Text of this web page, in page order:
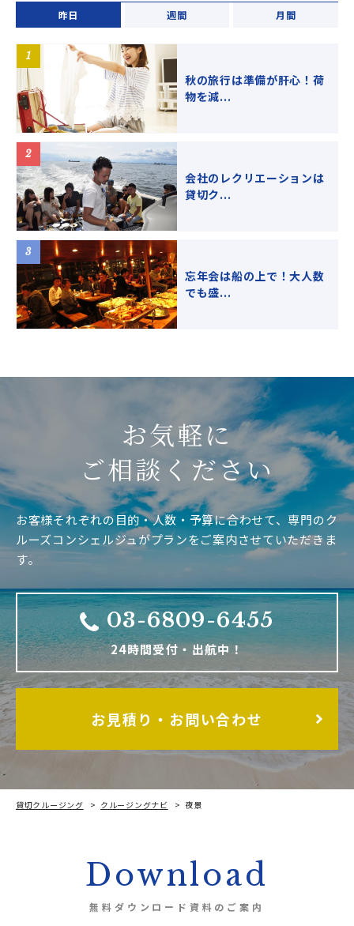
昨日 週間 月間
秋の旅行は準備が肝心！荷
物を減...
会社のレクリエーションは
貸切ク...
忘年会は船の上で！大人数
でも盛...
お気軽に
ご相談ください
お客様それぞれの目的・人数・予算に合わせて、専門のク
ルーズコンシェルジュがプランをご案内させていただきま
す。
03-6809-6455
24時間受付・出航中！
お見積り・お問い合わせ
貸切クルージング クルージングナビ 夜景
Download
無料ダウンロード資料のご案内